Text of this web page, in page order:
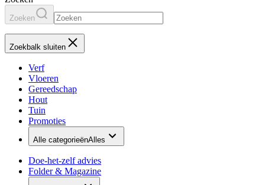
Zoeken
Zoekbalk sluiten
Verf
Vloeren
Gereedschap
Hout
Tuin
Promoties
Alle categorieënAlles
Doe-het-zelf advies
Folder & Magazine